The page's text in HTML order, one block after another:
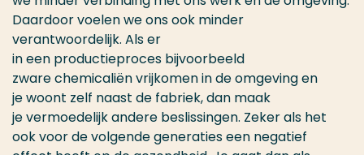
Daardoor voelen we ons ook minder
verantwoordelijk. Als er
in een productieproces bijvoorbeeld
zware chemicaliën vrijkomen in de omgeving en
je woont zelf naast de fabriek, dan maak
je vermoedelijk andere beslissingen. Zeker als het
ook voor de volgende generaties een negatief